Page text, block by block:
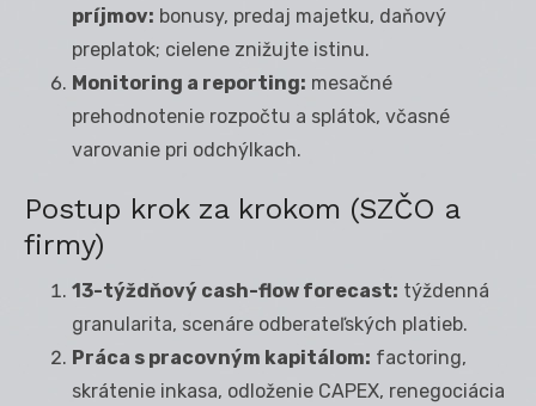
príjmov: bonusy, predaj majetku, daňový
preplatok; cielene znižujte istinu.
Monitoring a reporting: mesačné
prehodnotenie rozpočtu a splátok, včasné
varovanie pri odchýlkach.
Postup krok za krokom (SZČO a
firmy)
13-týždňový cash-flow forecast: týždenná
granularita, scenáre odberateľských platieb.
Práca s pracovným kapitálom: factoring,
skrátenie inkasa, odloženie CAPEX, renegociácia